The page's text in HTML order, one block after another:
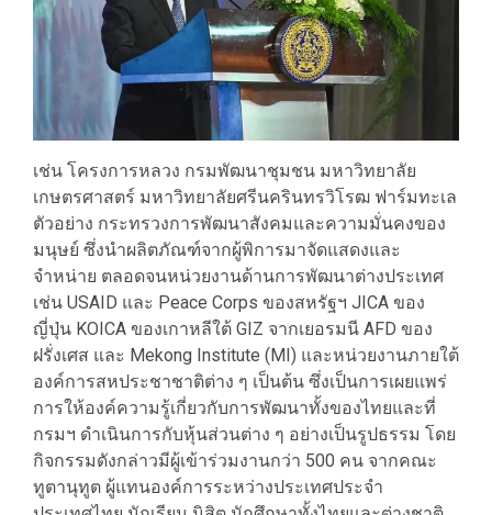
เช่น โครงการหลวง กรมพัฒนาชุมชน มหาวิทยาลัย
เกษตรศาสตร์ มหาวิทยาลัยศรีนครินทรวิโรฒ ฟาร์มทะเล
ตัวอย่าง กระทรวงการพัฒนาสังคมและความมั่นคงของ
มนุษย์ ซึ่งนำผลิตภัณฑ์จากผู้พิการมาจัดแสดงและ
จำหน่าย ตลอดจนหน่วยงานด้านการพัฒนาต่างประเทศ
เช่น USAID และ Peace Corps ของสหรัฐฯ JICA ของ
ญี่ปุ่น KOICA ของเกาหลีใต้ GIZ จากเยอรมนี AFD ของ
ฝรั่งเศส และ Mekong Institute (MI) และหน่วยงานภายใต้
องค์การสหประชาชาติต่าง ๆ เป็นต้น ซึ่งเป็นการเผยแพร่
การให้องค์ความรู้เกี่ยวกับการพัฒนาทั้งของไทยและที่
กรมฯ ดำเนินการกับหุ้นส่วนต่าง ๆ อย่างเป็นรูปธรรม โดย
กิจกรรมดังกล่าวมีผู้เข้าร่วมงานกว่า 500 คน จากคณะ
ทูตานุทูต ผู้แทนองค์การระหว่างประเทศประจำ